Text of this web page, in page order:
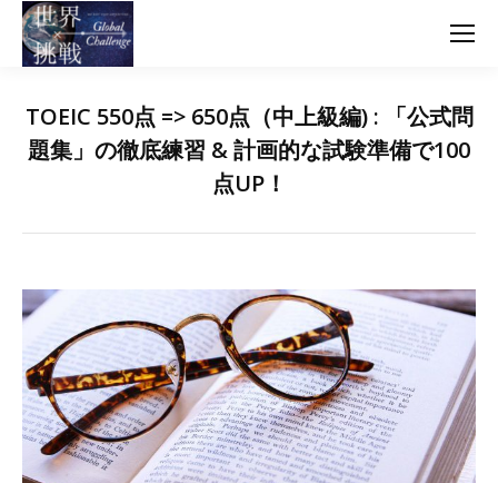
TOEIC 550点 => 650点（中上級編) : 「公式問
題集」の徹底練習 & 計画的な試験準備で100
点UP！